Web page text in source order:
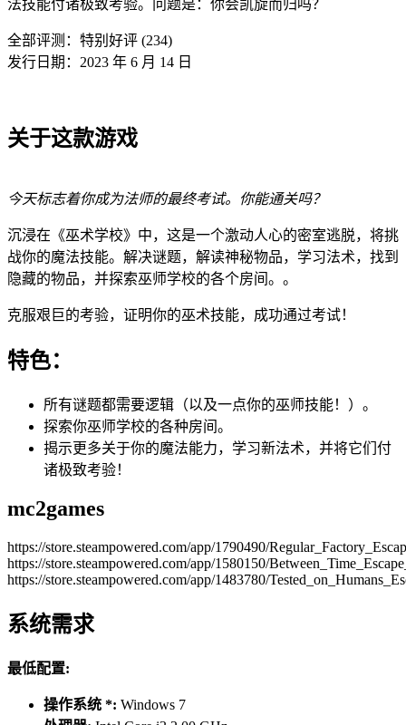
法技能付诸极致考验。问题是：你会凯旋而归吗？
全部评测： 特别好评 (234)
发行日期：2023 年 6 月 14 日
关于这款游戏
今天标志着你成为法师的最终考试。你能通关吗？
沉浸在《巫术学校》中，这是一个激动人心的密室逃脱，将挑
战你的魔法技能。解决谜题，解读神秘物品，学习法术，找到
隐藏的物品，并探索巫师学校的各个房间。。
克服艰巨的考验，证明你的巫术技能，成功通过考试！
特色：
所有谜题都需要逻辑（以及一点你的巫师技能！）。
探索你巫师学校的各种房间。
揭示更多关于你的魔法能力，学习新法术，并将它们付
诸极致考验！
mc2games
https://store.steampowered.com/app/1790490/
https://store.steampowered.com/app/1580150/
https://store.steampowered.com/app/1483780/
系统需求
最低配置:
操作系统 *: Windows 7